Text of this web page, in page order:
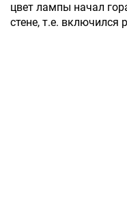
цвет лампы начал
стене, т.е. включился